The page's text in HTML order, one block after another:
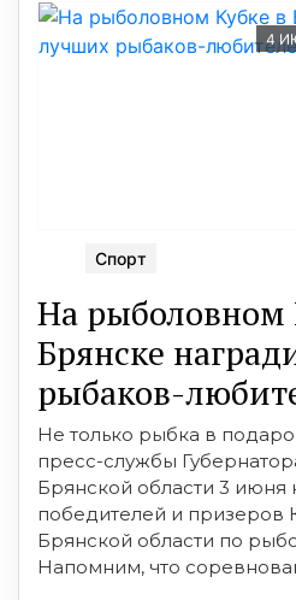
4
Спорт
На рыболовном
Брянске
рыбаков-
Не только рыбка в
пресс-службы
Брянской области 3 июня
победителей и призеров
Брянской области по
Напомним, что